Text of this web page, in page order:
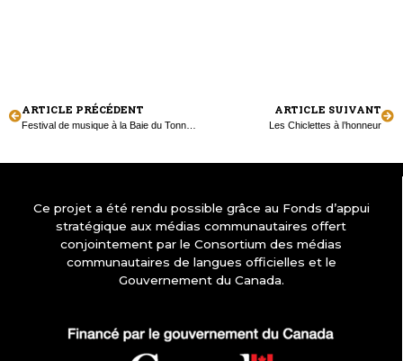
ARTICLE PRÉCÉDENT ARTICLE SUIVANT
Les Chiclettes à l’honneur
Ce projet a été rendu possible grâce au Fonds d’appui
stratégique aux médias communautaires offert
conjointement par le Consortium des médias
communautaires de langues officielles et le
Gouvernement du Canada.